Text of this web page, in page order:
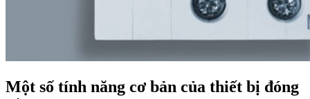
Một số tính năng cơ bản của thiết bị đóng